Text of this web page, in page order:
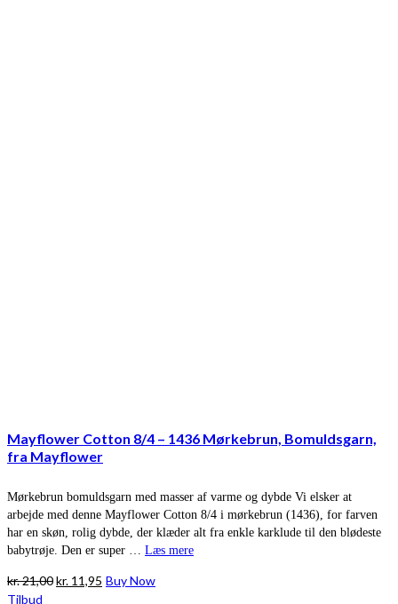
Mayflower Cotton 8/4 – 1436 Mørkebrun, Bomuldsgarn,
fra Mayflower
Mørkebrun bomuldsgarn med masser af varme og dybde Vi elsker at
arbejde med denne Mayflower Cotton 8/4 i mørkebrun (1436), for farven
har en skøn, rolig dybde, der klæder alt fra enkle karklude til den blødeste
babytrøje. Den er super … Læs mere
kr.21,00Den
kr. 11,95 Den
Buy Now
Tilbud